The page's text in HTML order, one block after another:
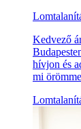
Kedvező
hívjon és
mi